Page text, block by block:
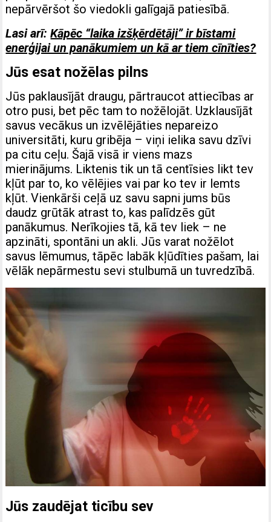
nepārvēršot šo viedokli galīgajā patiesībā.
Lasi arī:Kāpēc “laika izšķērdētāji” ir bīstami
enerģijai un panākumiem un kā ar tiem cīnīties?
Jūs esat nožēlas pilns
Jūs paklausījāt draugu, pārtraucot attiecības ar
otro pusi, bet pēc tam to nožēlojāt. Uzklausījāt
savus vecākus un izvēlējāties nepareizo
universitāti, kuru gribēja – viņi ielika savu dzīvi
pa citu ceļu. Šajā visā ir viens mazs
mierinājums. Liktenis tik un tā centīsies likt tev
kļūt par to, ko vēlējies vai par ko tev ir lemts
kļūt. Vienkārši ceļā uz savu sapni jums būs
daudz grūtāk atrast to, kas palīdzēs gūt
panākumus. Nerīkojies tā, kā tev liek – ne
apzināti, spontāni un akli. Jūs varat nožēlot
savus lēmumus, tāpēc labāk kļūdīties pašam, lai
vēlāk nepārmestu sevi stulbumā un tuvredzībā.
Jūs zaudējat ticību sev